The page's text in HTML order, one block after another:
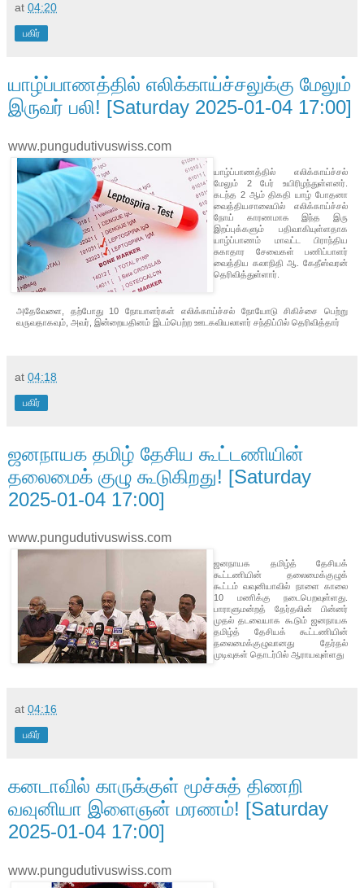
at 04:20
பகிர்
யாழ்ப்பாணத்தில் எலிக்காய்ச்சலுக்கு மேலும்
இருவர் பலி! [Saturday 2025-01-04 17:00]
www.pungudutivuswiss.com
யாழ்ப்பாணத்தில் எலிக்காய்ச்சல்
மேலும் 2 பேர் உயிரிழந்துள்ளனர்.
கடந்த 2 ஆம் திகதி யாழ் போதனா
வைத்தியசாலையில் எலிக்காய்ச்சல்
நோய் காரணமாக இந்த இரு
இறப்புக்களும் பதிவாகியுள்ளதாக
யாழ்ப்பாணம் மாவட்ட பிராந்திய
சுகாதார சேவைகள் பணிப்பாளர்
வைத்திய கலாநிதி ஆ. கேதீஸ்வரன்
தெரிவித்துள்ளார்.
அதேவேளை, தற்போது 10 நோயாளர்கள் எலிக்காய்ச்சல் நோயோடு சிகிச்சை பெற்று
வருவதாகவும், அவர், இன்றையதினம் இடம்பெற்ற ஊடகவியலாளர் சந்திப்பில் தெரிவித்தார்
at 04:18
பகிர்
ஜனநாயக தமிழ் தேசிய கூட்டணியின்
தலைமைக் குழு கூடுகிறது! [Saturday
2025-01-04 17:00]
www.pungudutivuswiss.com
ஜனநாயக தமிழ்த் தேசியக்
கூட்டணியின் தலைமைக்குழுக்
கூட்டம் வவுனியாவில் நாளை காலை
10 மணிக்கு நடைபெறவுள்ளது.
பாராளுமன்றத் தேர்தலின் பின்னர்
முதல் தடவையாக கூடும் ஜனநாயக
தமிழ்த் தேசியக் கூட்டணியின்
தலைமைக்குழுவானது தேர்தல்
முடிவுகள் தொடர்பில் ஆராயவுள்ளது
at 04:16
பகிர்
கனடாவில் காருக்குள் மூச்சுத் திணறி
வவுனியா இளைஞன் மரணம்! [Saturday
2025-01-04 17:00]
www.pungudutivuswiss.com